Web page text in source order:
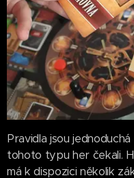
Pravidla jsou
tohoto typu her čekali.
má k dispozici několik